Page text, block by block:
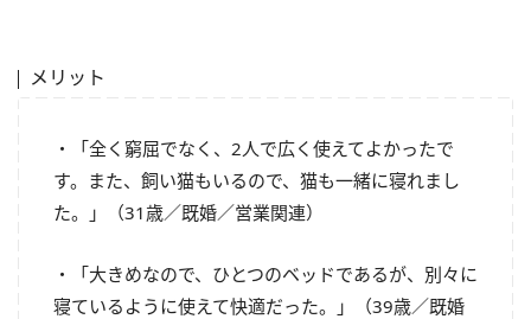
メリット
・「全く窮屈でなく、2人で広く使えてよかったで
す。また、飼い猫もいるので、猫も一緒に寝れまし
た。」（31歳／既婚／営業関連）
・「大きめなので、ひとつのベッドであるが、別々に
寝ているように使えて快適だった。」（39歳／既婚